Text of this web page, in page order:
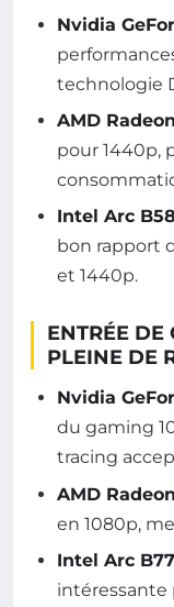
Nvidia
technologie
AMD
pour 1440p,
Intel Arc
bon rapport
et 1440p.
ENTRÉE DE
PLEINE DE
Nvidia
du gaming
tracing
AMD
en 1080p,
Intel Arc
intéressante